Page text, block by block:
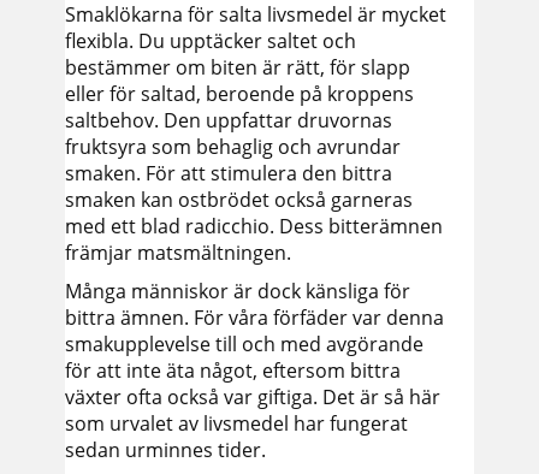
Smaklökarna för salta livsmedel är mycket
flexibla. Du upptäcker saltet och
bestämmer om biten är rätt, för slapp
eller för saltad, beroende på kroppens
saltbehov. Den uppfattar druvornas
fruktsyra som behaglig och avrundar
smaken. För att stimulera den bittra
smaken kan ostbrödet också garneras
med ett blad radicchio. Dess bitterämnen
främjar matsmältningen.
Många människor är dock känsliga för
bittra ämnen. För våra förfäder var denna
smakupplevelse till och med avgörande
för att inte äta något, eftersom bittra
växter ofta också var giftiga. Det är så här
som urvalet av livsmedel har fungerat
sedan urminnes tider.